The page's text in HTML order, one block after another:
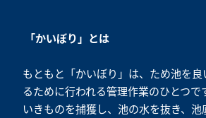
「かいぼり」とは
もともと「かいぼり」は、ため池を
るために行われる管理作業のひとつで
いきものを捕獲し、池の水を抜き、池